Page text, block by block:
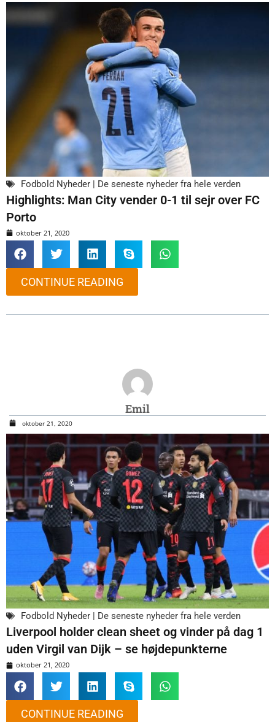
Fodbold Nyheder | De seneste nyheder fra hele verden
Highlights: Man City vender 0-1 til sejr over FC
Porto
oktober 21, 2020
CONTINUE READING
Emil
oktober 21, 2020
Fodbold Nyheder | De seneste nyheder fra hele verden
Liverpool holder clean sheet og vinder på dag 1
uden Virgil van Dijk – se højdepunkterne
oktober 21, 2020
CONTINUE READING